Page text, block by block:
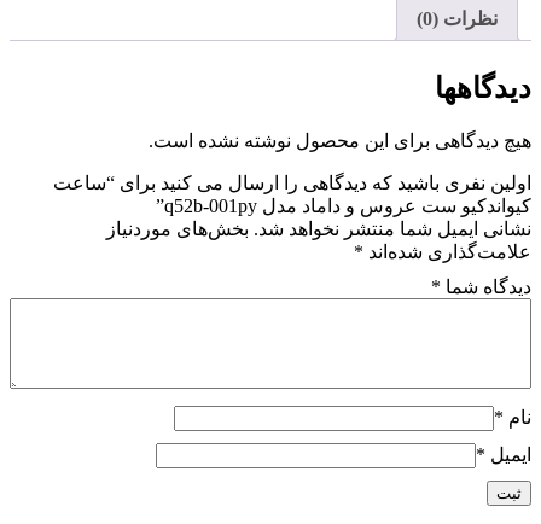
عروس
و
مدل
q52b-
عدد
نظرات (0)
دیدگاهها
هیچ دیدگاهی برای این محصول نوشته نشده است.
اولین نفری باشید که دیدگاهی را ارسال می کنید برای “ساعت
کیواندکیو ست عروس و داماد مدل q52b-001py”
نشانی ایمیل شما منتشر نخواهد شد. بخش‌های موردنیاز
علامت‌گذاری شده‌اند *
دیدگاه شما *
نام *
ایمیل *